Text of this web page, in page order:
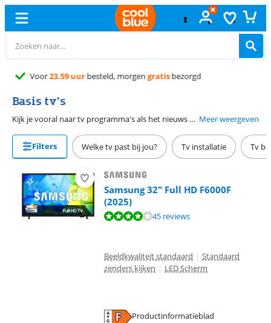
Gratisruilen
Basis tv's
Kijk je vooral naar tv programma's als het nieuws of een spelshow? Ga dan voor een basis tv. Deze televisies hebben een lage prijs en ondersteunen de Full HD resolutie. Hierdoor zien programma's er duidelijk uit. Meer weergeven
Filters Welke tv past bij jou? Tv installatie Tv
Samsung 32" Full HD F6000F
(2025)
Beoordeling is 7,8 van de 10, gebaseerd op 45 reviews.
45 reviews
Beeldkwaliteit standaard | Standaard
zenders kijken | LED Scherm
Productinformatieblad